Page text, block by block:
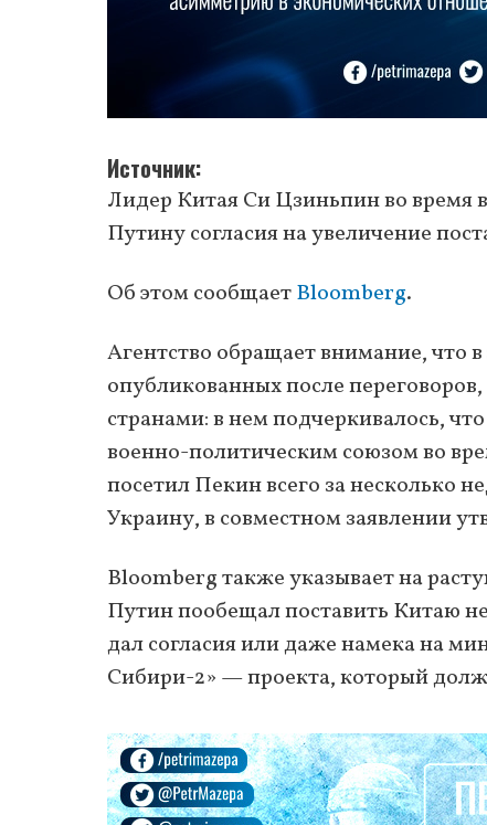
Источник
Лидер Китая Си Цзиньпин во время
Путину согласия на увеличение
Об этом сообщаетBloomberg.
Агентство обращает внимание, что
опубликованных после
странами: в нем подчеркивалось,
военно-политическим союзом во
посетил Пекин всего за несколько
Украину, в совместном заявлении
Bloomberg также указывает на
Путин пообещал поставить Китаю
дал согласия или даже намека на
Сибири-2» — проекта, который